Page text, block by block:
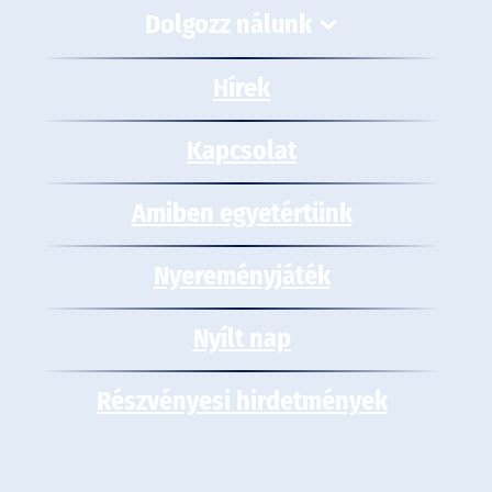
Dolgozz nálunk
Hírek
Kapcsolat
Amiben egyetértünk
Nyereményjáték
Nyílt nap
Részvényesi hirdetmények